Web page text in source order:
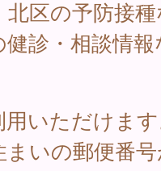
区の予防接
診・相談情
用いただけま
まいの郵便番